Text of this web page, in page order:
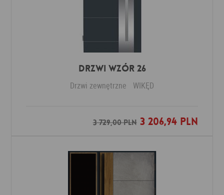
Drzwi Wzór 26
Drzwi zewnętrzne WIKĘD
3 729,00 PLN3 206,94 PLN
Dodaj do ulubionych